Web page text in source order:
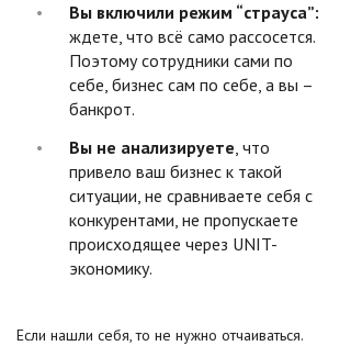
Вы включили режим “страуса”:
ждете, что всё само рассосется.
Поэтому сотрудники сами по
себе, бизнес сам по себе, а вы –
банкрот.
Вы не анализируете, что
привело ваш бизнес к такой
ситуации, не сравниваете себя с
конкурентами, не пропускаете
происходящее через UNIT-
экономику.
Если нашли себя, то не нужно отчаиваться.